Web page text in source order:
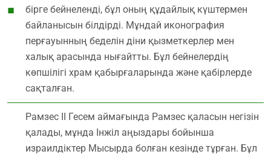
бірге бейнеленді, бұл оның құдайлық күштермен
байланысын білдірді. Мұндай иконография
перғауынның беделін діни қызметкерлер мен
халық арасында нығайтты. Бұл бейнелердің
көпшілігі храм қабырғаларында және қабірлерде
сақталған.
Рамзес ІІ Гесем аймағында Рамзес қаласын негізін
қалады, мұнда Інжіл аңыздары бойынша
израилдіктер Мысырда болған кезінде тұрған. Бұл